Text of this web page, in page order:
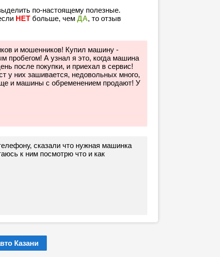
по-настоящему полезные.
НЕТбольше, чем ДА, то отзыв
и мошенников! Купил машину -
пробегом! А узнал я это, когда машина
после покупки, и приехал в сервис!
у них зашивается, недовольных много,
и машины с обременением продают! У
сказали что нужная машинка
к ним посмотрю что и как
Казани